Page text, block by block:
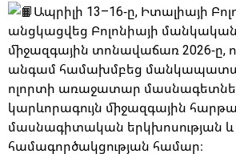
Ապրիլի 13–16-ը, Իտալիայի
անցկացվեց Բոլոնիայի
միջազգային տոնավաճառ 2026-ը,
անգամ համախմբեց
ոլորտի առաջատար
կարևորագույն միջազգային
մասնագիտական երկխոսության և
համագործակցության համար։